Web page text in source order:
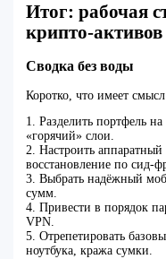
Итог: рабочая
крипто-активов
Сводка без воды
Коротко, что имеет
1. Разделить портфель
«горячий» слои.
2. Настроить аппаратный
восстановление по сид-
3. Выбрать надёжный
сумм.
4. Привести в порядок
VPN.
5. Отрепетировать
ноутбука, кража сумки.